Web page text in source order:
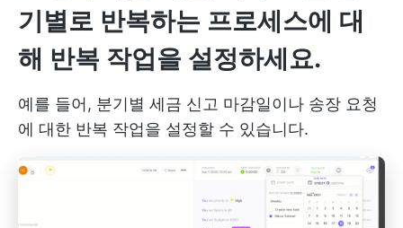
기별로 반복하는 프로세스에 대
해 반복 작업을 설정하세요.
예를 들어, 분기별 세금 신고 마감일이나 송장 요청
에 대한 반복 작업을 설정할 수 있습니다.